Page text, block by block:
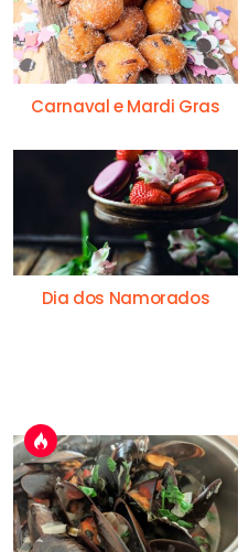
Carnaval e Mardi Gras
Dia dos Namorados